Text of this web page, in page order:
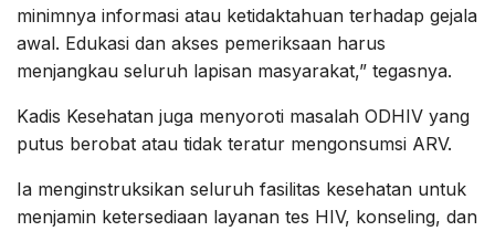
minimnya informasi atau ketidaktahuan terhadap gejala
awal. Edukasi dan akses pemeriksaan harus
menjangkau seluruh lapisan masyarakat,” tegasnya.
Kadis Kesehatan juga menyoroti masalah ODHIV yang
putus berobat atau tidak teratur mengonsumsi ARV.
Ia menginstruksikan seluruh fasilitas kesehatan untuk
menjamin ketersediaan layanan tes HIV, konseling, dan